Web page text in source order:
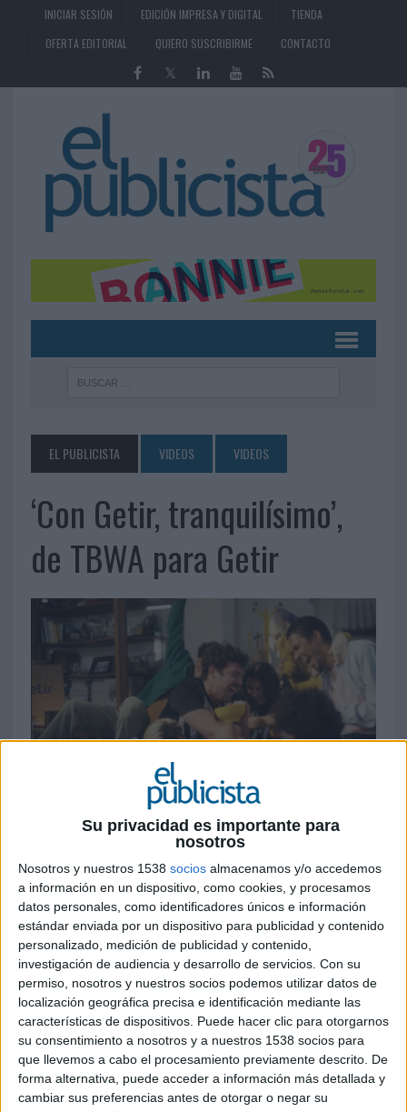
Su privacidad es importante para
nosotros
Nosotros y nuestros 1538 socios almacenamos y/o accedemos
a información en un dispositivo, como cookies, y procesamos
datos personales, como identificadores únicos e información
estándar enviada por un dispositivo para publicidad y contenido
personalizado, medición de publicidad y contenido,
investigación de audiencia y desarrollo de servicios. Con su
permiso, nosotros y nuestros socios podemos utilizar datos de
localización geográfica precisa e identificación mediante las
características de dispositivos. Puede hacer clic para otorgarnos
su consentimiento a nosotros y a nuestros 1538 socios para
que llevemos a cabo el procesamiento previamente descrito. De
forma alternativa, puede acceder a información más detallada y
cambiar sus preferencias antes de otorgar o negar su
INICIAR SESIÓN EDICIÓN IMPRESA Y DIGITAL
TIENDA
OFERTA EDITORIAL
QUIERO SUSCRIBIRME CONTACTO
EL PUBLICISTA VIDEOS VIDEOS
‘Con Getir, tranquilísimo’,
de TBWA para Getir
14 DE NOVIEMBRE DE 2022
Ficha técnica ‘Con Getir, tranquilísimo’
Anunciante: Getir
Marca: Getir
Campaña: Servicio de entrega ultrarrápida de la
compra
Agencia: TBWA
Agencia de medios: Carat